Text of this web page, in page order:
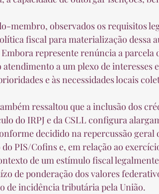
fiscal para materialização dessa
represente renúncia a parcela
a um plexo de interesses
e às necessidades locais
do IRPJ e da CSLL configura
decidido na repercussão geral
PIS/Cofins e, em relação ao
de um estímulo fiscal
de ponderação dos valores
de incidência tributária pela União.